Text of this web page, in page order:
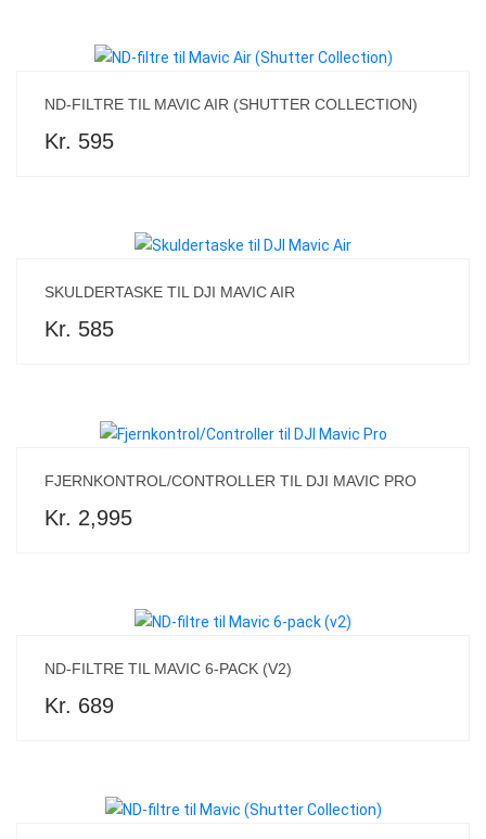
ND-FILTRE TIL MAVIC AIR (SHUTTER COLLECTION)
Kr. 595
SKULDERTASKE TIL DJI MAVIC AIR
Kr. 585
FJERNKONTROL/CONTROLLER TIL DJI MAVIC PRO
Kr. 2,995
ND-FILTRE TIL MAVIC 6-PACK (V2)
Kr. 689